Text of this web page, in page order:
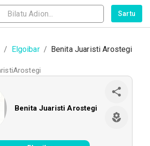
Sartu
/ Elgoibar / Benita Juaristi Arostegi
Benita Juaristi Arostegi